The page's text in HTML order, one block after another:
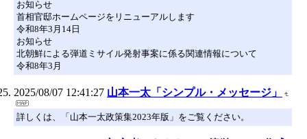
お知らせ
首相官邸ホームページをリニューアルします
令和8年3月14日
お知らせ
北朝鮮による弾道ミサイル発射事案に係る関連情報について
令和8年3月
2025/08/07 12:41:27 山本一太「シンプル・メッセージ」
詳しくは、「山本一太政策集2023年版」をご覧ください。